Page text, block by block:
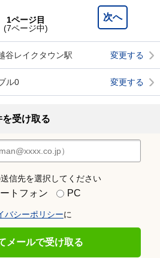
次へ
1ページ目
(7ページ中)
谷レイクタウン駅 変更する
ル0 変更する
受け取る
信先を選択してください
トフォン PC
バシーポリシーに
メールで受け取る